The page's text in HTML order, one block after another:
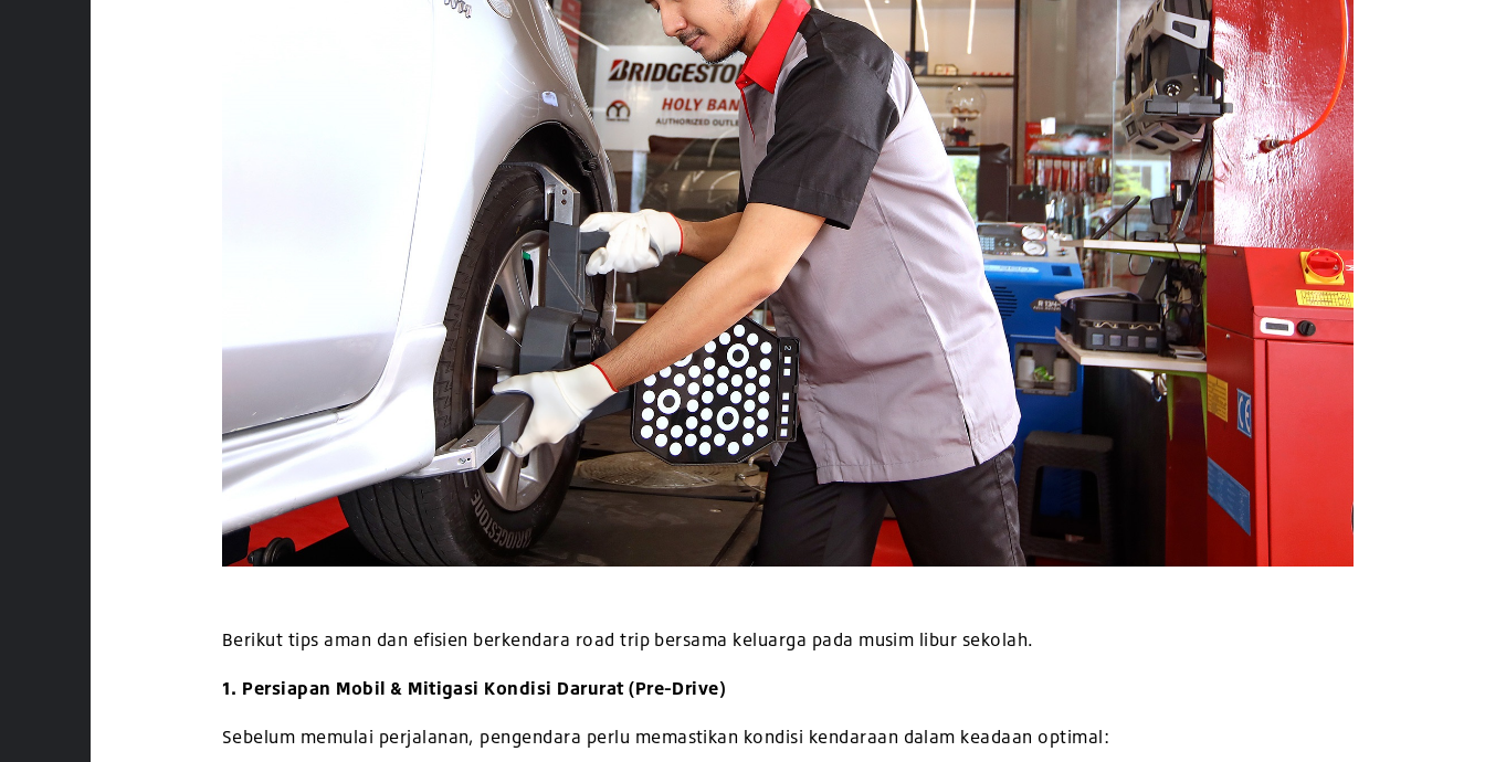
Berikut tips aman dan efisien berkendara road trip bersama keluarga pada musim libur sekolah.
1. Persiapan Mobil & Mitigasi Kondisi Darurat (Pre-Drive)
Sebelum memulai perjalanan, pengendara perlu memastikan kondisi kendaraan dalam keadaan optimal: